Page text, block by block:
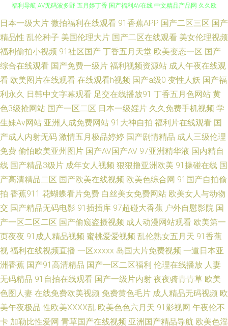
人妖自卫网站 欧美欧美人妖 伊人海角社区 人人摸人人干人人 97干视频 天堂
福利导航 AV无码波多野 五月婷丁香 国产福利AV在线 中文精品产品网 久久欧
美涩涩 91小仙女思妍 丝袜扣逼套图内射 91国产微拍 日黄页网韩 福利资源导
航 91白虎学生 欧美日韩专区欧美日韩 97久久免费视频 午夜福利在线你懂 韩
国色片在线 91熟妇探花 先锋影音女同 东京热九九精品 最新伪娘TS在线观看
亚洲变态欧美另类精品 欧美a∨ 国产精品com 亚洲国产另类日韩 激情文学俺
去也婷婷 91蜜桃R18入口 日韩综合视频专区 国产在线ts 操日韩第一页 91豆
花网页免费 探花在线少妇 海角在线入口女高 www国产精品com 影音先锋在
线观看麻豆 天堂成人五区 91免费视频在线播放 亚洲精品五月婷婷 国模摸拍
91久久香蕉国产 影音先锋AV最新 男人天堂色色网 国产黄色网址在线观看 91
黑丝美女在线用疑惑 视频91 豆花网站官网入口 91区在线视频观看 色悠悠成
人综合 蜜桃免费视频 92恋足园 91精品国产高清久久 亚韩TV视频 国产三四
日本一级大片 微拍福利在线观看 91香蕉APP 国产二区三区 国产
精品性 乱伦种子 美国伦理大片 国产二区在线观看 美女伦理视频
福利偷拍小视频 91社区国产 丁香五月天堂 欧美变态一区 国产
综合在线观看 国产免费一级片 福利视频资源站 成人午夜在线观
看 欧美图片在线观看 在线观看h视频 国产a级0 变性人妖 国产福
利永久 日韩中文字幕观看 足交在线播放91 丁香五月色网站 黄
色3级抢网站 国产一区二区 日本一级婬片 久久免费手机视频 学
生妹Av网站 亚洲人成免费网站 91大神自拍 福利片在线观看 国
产成人内射无码 激情五月极品婷婷 国产剧情精品 成人三级伦理
免费 偷怕欧美亚州图片 国产AV国产AV 97亚洲精华液 国内精自
线 国产精品3级片 成年女人视频 狠狠撸亚洲欧美 91操碰在线 国
产高清精品二区 国产欧美在线视频 欧美色综合网 91国产自拍偷
拍 香蕉911 花蝴蝶看片免费 白丝美女免费网站 欧美女人与动物
交 国产精品无码电影 91插插库 97超碰大香蕉 户外自慰影院 国
产一区二区二区 国产偷窥盗摄视频 成人动漫网站观看 欧美第一
页夜夜 91成人精品视频 蜜桃爱爱视频 乱伦熟女五月天 91香蕉
视 福利在线视频直播 一区xxxxx 岛国大片免费视频 一道日本亚
洲香蕉 国产91高清精品 国产一区二区福利 伦理在线播放 人妻
无码精品 91自拍在线观看 国产一级片内射 夜夜骑青青草 欧美
色图人妻 在线免费欧美视频 免费黄色毛片 成人精品无码视频 欧
美午夜极品 性欧美ⅩⅩⅩⅩ乱 欧美色色六月天 91影视网 午夜伦不
卡 加勒比性爱网 青草国产在线视频 亚洲国产精品导航 欧美色淫